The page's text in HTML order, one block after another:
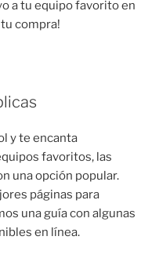
a tu equipo favorito en
compra!
y te encanta
favoritos, las
una opción popular.
páginas para
una guía con algunas
en línea.